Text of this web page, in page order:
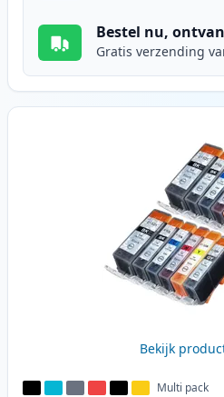
Bestel nu,
Gratis verzending
Bekijk
Multi pack